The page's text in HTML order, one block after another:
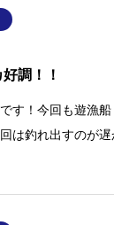
調！！
す！今回も遊漁
は釣れ出すのが遅